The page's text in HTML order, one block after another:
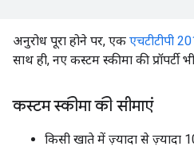
अनुरोध पूरा होने पर, एक एचटीटीपी
साथ ही, नए कस्टम स्कीमा की प्रॉपर्टी
कस्टम स्कीमा की सीमाएं
किसी खाते में ज़्यादा से ज़्यादा